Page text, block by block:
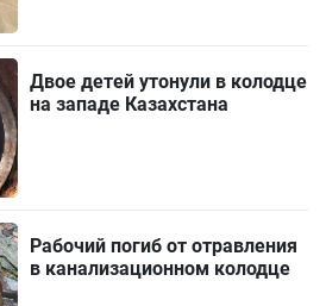
Двое детей утонули в колодце
на западе Казахстана
Рабочий погиб от отравления
в канализационном колодце